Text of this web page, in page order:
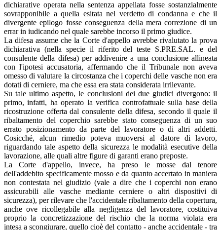
dichiarative operata nella sentenza appellata fosse sostanzialmente
sovrapponibile a quella esitata nel verdetto di condanna e che il
divergente epilogo fosse conseguenza della mera correzione di un
errar in iudicando nel quale sarebbe incorso il primo giudice.
La difesa assume che la Corte d'appello avrebbe rivalutato la prova
dichiarativa (nella specie il riferito del teste S.PRE.SAL. e del
consulente della difesa) per addivenire a una conclusione allineata
con l'ipotesi accusatoria, affermando che il Tribunale non aveva
omesso di valutare la circostanza che i coperchi delle vasche non era
dotati di cerniere, ma che essa era stata considerata irrilevante.
Su tale ultimo aspetto, le conclusioni dei due giudici divergono: il
primo, infatti, ha operato la verifica controfattuale sulla base della
ricostruzione offerta dal consulente della difesa, secondo il quale il
ribaltamento del coperchio sarebbe stato conseguenza di un suo
errato posizionamento da parte del lavoratore o di altri addetti.
Cosicché, alcun rimedio poteva muoversi al datore di lavoro,
riguardando tale aspetto della sicurezza le modalità esecutive della
lavorazione, alle quali altre figure di garanti erano preposte.
La Corte d'appello, invece, ha preso le mosse dal tenore
dell'addebito specificamente mosso e da quanto accertato in maniera
non contestata nel giudizio (vale a dire che i coperchi non erano
assicurabili alle vasche mediante cerniere o altri dispositivi di
sicurezza), per rilevare che l'accidentale ribaltamento della copertura,
anche ove ricollegabile alla negligenza del lavoratore, costituiva
proprio la concretizzazione del rischio che la norma violata era
intesa a scongiurare, quello cioè del contatto - anche accidentale - tra